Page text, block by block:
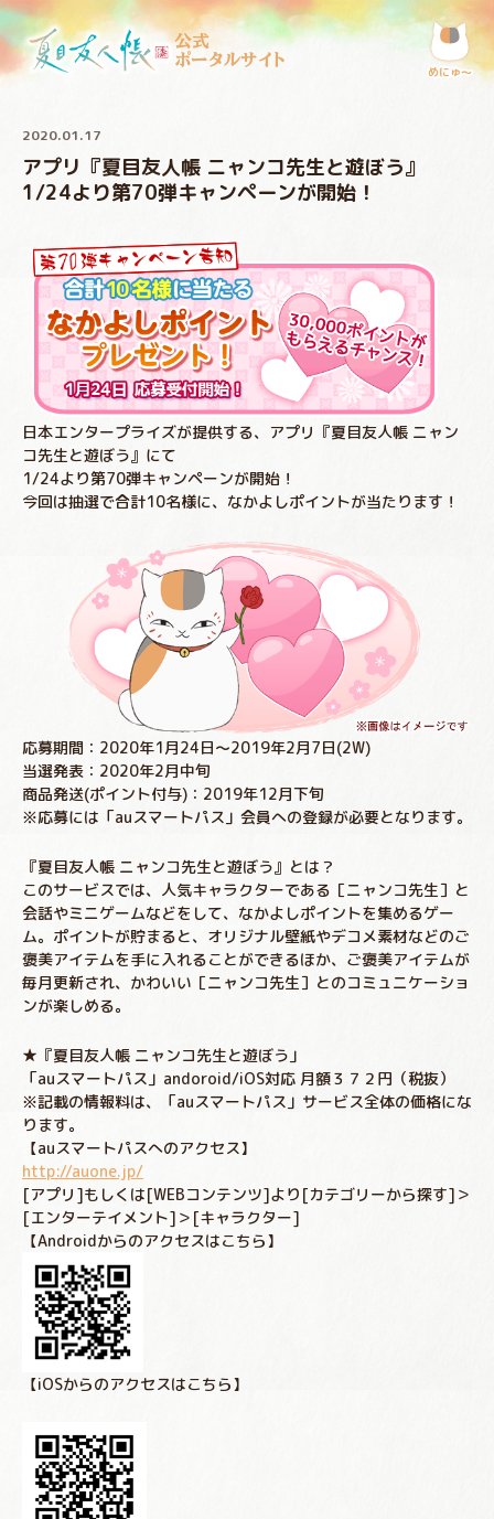
公式
ポータルサイト
めにゅ〜
2020.01.17
アプリ『夏目友人帳 ニャンコ先生と遊ぼう』
1/24より第70弾キャンペーンが開始！
日本エンタープライズが提供する、アプリ『夏目友人帳 ニャン
コ先生と遊ぼう』にて
1/24より第70弾キャンペーンが開始！
今回は抽選で合計10名様に、なかよしポイントが当たります！
応募期間：2020年1月24日～2019年2月7日(2W)
当選発表：2020年2月中旬
商品発送(ポイント付与)：2019年12月下旬
※応募には「auスマートパス」会員への登録が必要となります。
『夏目友人帳 ニャンコ先生と遊ぼう』とは？
このサービスでは、人気キャラクターである［ニャンコ先生］と
会話やミニゲームなどをして、なかよしポイントを集めるゲー
ム。ポイントが貯まると、オリジナル壁紙やデコメ素材などのご
褒美アイテムを手に入れることができるほか、ご褒美アイテムが
毎月更新され、かわいい［ニャンコ先生］とのコミュニケーショ
ンが楽しめる。
★『夏目友人帳 ニャンコ先生と遊ぼう」
「auスマートパス」andoroid/iOS対応 月額３７２円（税抜）
※記載の情報料は、「auスマートパス」サービス全体の価格にな
ります。
【auスマートパスへのアクセス】
http://auone.jp/
[アプリ]もしくは[WEBコンテンツ]より[カテゴリーから探す]＞
[エンターテイメント]＞[キャラクター]
【Androidからのアクセスはこちら】
【iOSからのアクセスはこちら】